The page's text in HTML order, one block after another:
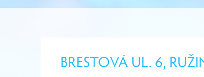
BRESTOVÁ UL. 6,